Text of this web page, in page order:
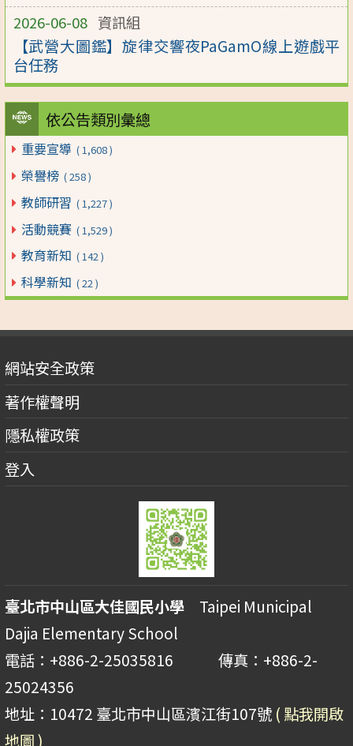
2026-06-08 資訊組
【武營大圖鑑】旋律交響夜PaGamO線上遊戲平
台任務
依公告類別彙總
重要宣導 ( 1,608 )
榮譽榜 ( 258 )
教師研習 ( 1,227 )
活動競賽 ( 1,529 )
教育新知 ( 142 )
科學新知 ( 22 )
網站安全政策
著作權聲明
隱私權政策
登入
臺北市中山區大佳國民小學 Taipei Municipal
Dajia Elementary School
電話：+886-2-25035816 傳真：+886-2-
25024356
地址：10472 臺北市中山區濱江街107號 ( 點我開啟
地圖 )